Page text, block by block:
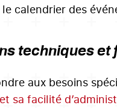
calendrier des
techniques et
aux besoins
sa facilité